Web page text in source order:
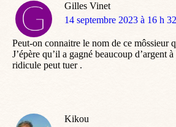
Gilles Vinet
dit
14 septembre 2023 à 16 h
Peut-on connaitre le nom de ce môssieur
J’épère qu’il a gagné beaucoup d’argent
ridicule peut tuer .
Kikou